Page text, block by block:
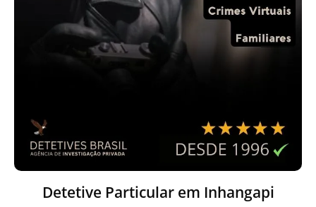
Detetive Particular em Inhangapi